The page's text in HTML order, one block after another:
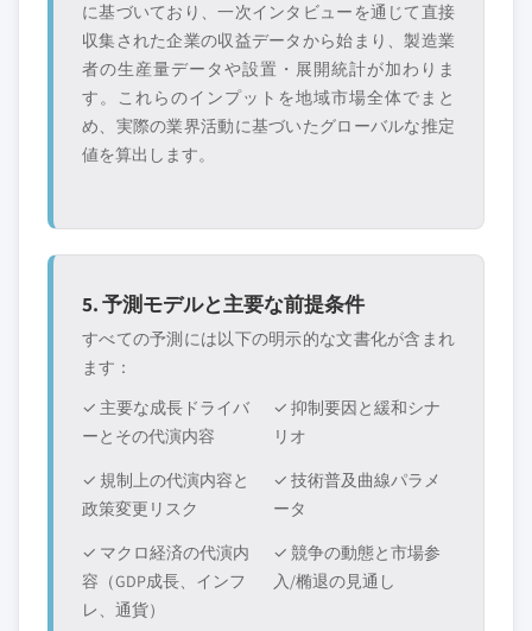
に基づいており、一次インタビューを通じて直接
収集された企業の収益データから始まり、製造業
者の生産量データや設置・展開統計が加わりま
す。これらのインプットを地域市場全体でまと
め、実際の業界活動に基づいたグローバルな推定
値を算出します。
5. 予測モデルと主要な前提条件
すべての予測には以下の明示的な文書化が含まれ
ます：
✓ 主要な成長ドライバ
ーとその代演内容
✓ 抑制要因と緩和シナ
リオ
✓ 規制上の代演内容と
政策変更リスク
✓ 技術普及曲線パラメ
ータ
✓ マクロ経済の代演内
容（GDP成長、インフ
レ、通貨）
✓ 競争の動態と市場参
入/椭退の見通し